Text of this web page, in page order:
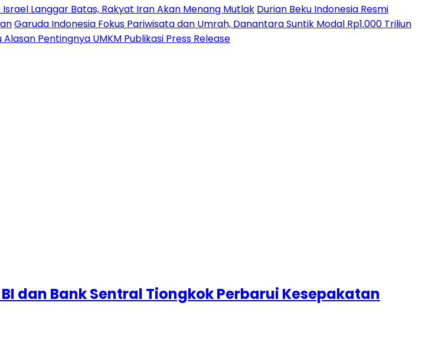
Israel Langgar Batas, Rakyat Iran Akan Menang Mutlak Durian Beku Indonesia Resmi
Garuda Indonesia Fokus Pariwisata dan Umrah, Danantara Suntik Modal Rp1.000 Triliun
Pentingnya UMKM Publikasi Press Release
dan Bank Sentral Tiongkok Perbarui Kesepakatan